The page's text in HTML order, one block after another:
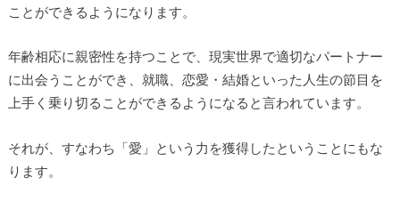
ことができるようになります。
年齢相応に親密性を持つことで、現実世界で適切なパートナー
に出会うことができ、就職、恋愛・結婚といった人生の節目を
上手く乗り切ることができるようになると言われています。
それが、すなわち「愛」という力を獲得したということにもな
ります。